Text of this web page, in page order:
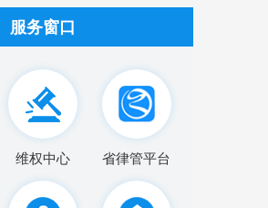
服务窗口
维权中心 省律管平台